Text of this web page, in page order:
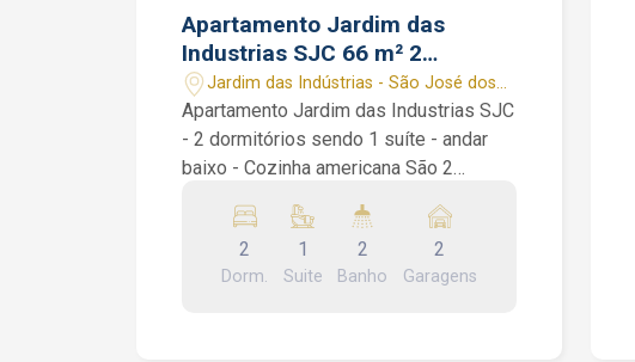
Apartamento Jardim das
Industrias SJC 66 m² 2
dormitórios 1 suíte
Jardim das Indústrias - São José dos
Campos/SP
Apartamento Jardim das Industrias SJC
- 2 dormitórios sendo 1 suíte - andar
baixo - Cozinha americana São 2
sendo 1 suíte, 1 banheiro social, sala
de 2 ambientes, cozinha americana
planejada e área de serviços.
2
Dorm.
1
Suite
2
Banho
2
Garagens